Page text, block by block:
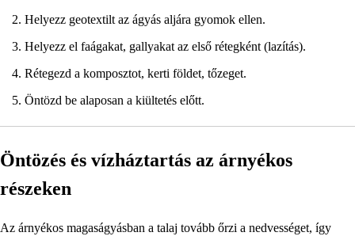
Helyezz geotextilt az ágyás aljára gyomok ellen.
Helyezz el faágakat, gallyakat az első rétegként (lazítás).
Rétegezd a komposztot, kerti földet, tőzeget.
Öntözd be alaposan a kiültetés előtt.
Öntözés és vízháztartás az árnyékos
részeken
Az árnyékos magaságyásban a talaj tovább őrzi a nedvességet, így